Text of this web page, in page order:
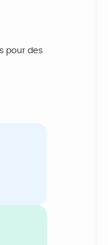
pour des